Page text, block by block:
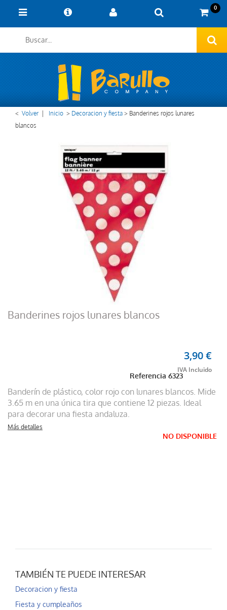
0
< Volver Inicio > Decoracion y fiesta> Banderines rojos lunares
blancos
Banderines rojos lunares blancos
Referencia6323
3,90 €
Banderín de plástico, color rojo con lunares blancos. Mide
3.65 m en una única tira que contiene 12 piezas. Ideal
para decorar una fiesta andaluza.
Más detalles
NO DISPONIBLE
TAMBIÉN TE PUEDE INTERESAR
Decoracion y fiesta
Fiesta y cumpleaños